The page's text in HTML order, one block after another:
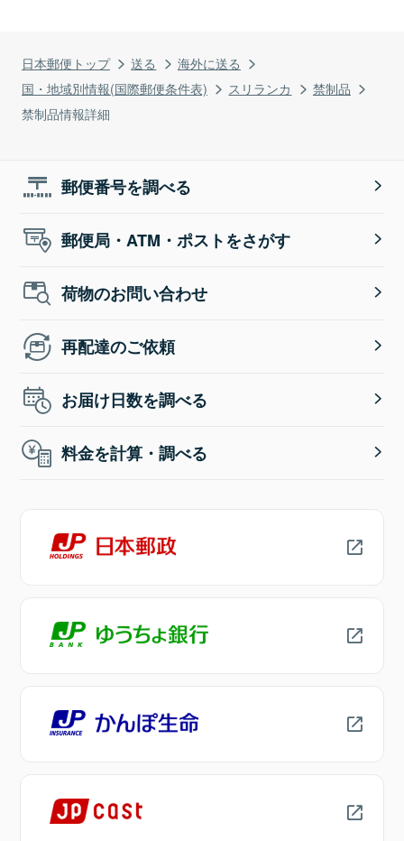
日本郵便トップ 送る
海外に送る
国・地域別情報(国際郵便条件表)
スリランカ
禁制品
禁制品情報詳細
郵便番号を調べる
郵便局・ATM・ポストをさがす
荷物のお問い合わせ
再配達のご依頼
お届け日数を調べる
料金を計算・調べる